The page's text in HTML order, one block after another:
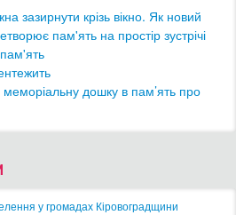
зазирнути крізь вікно. Як новий
пам'ять на простір зустрічі
меморіальну дошку в пам’ять про
у громадах Кіровоградщини